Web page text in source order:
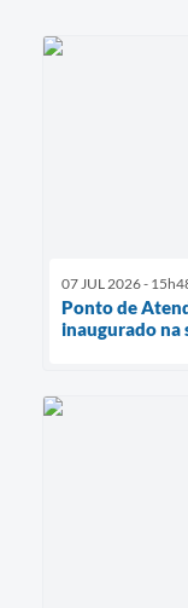
07 JUL 2026 -
Ponto de
inaugurado na